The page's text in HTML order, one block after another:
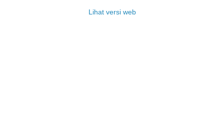
Lihat versi web